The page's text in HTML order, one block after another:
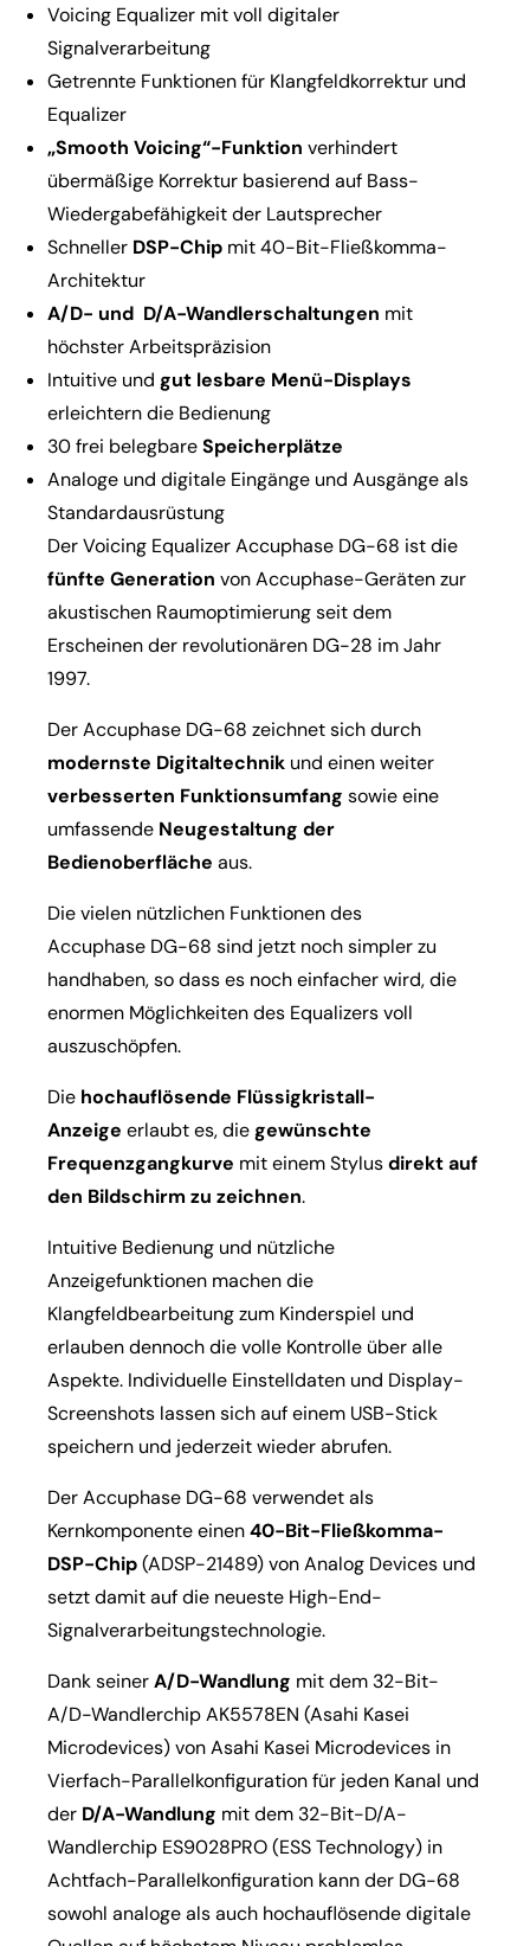
Voicing Equalizer mit voll digitaler
Signalverarbeitung
Getrennte Funktionen für Klangfeldkorrektur und
Equalizer
„Smooth Voicing“-Funktion verhindert
übermäßige Korrektur basierend auf Bass-
Wiedergabefähigkeit der Lautsprecher
Schneller DSP-Chip mit 40-Bit-Fließkomma-
Architektur
A/D- und D/A-Wandlerschaltungen mit
höchster Arbeitspräzision
Intuitive und gut lesbare Menü-Displays
erleichtern die Bedienung
30 frei belegbareSpeicherplätze
Analoge und digitale Eingänge und Ausgänge als
Standardausrüstung
Der Voicing Equalizer Accuphase DG-68 ist die
fünfte Generation von Accuphase-Geräten zur
akustischen Raumoptimierung seit dem
Erscheinen der revolutionären DG-28 im Jahr
1997.
Der Accuphase DG-68 zeichnet sich durch
modernste Digitaltechnik und einen weiter
verbesserten Funktionsumfang sowie eine
umfassende Neugestaltung der
Bedienoberfläche aus.
Die vielen nützlichen Funktionen des
Accuphase DG-68 sind jetzt noch simpler zu
handhaben, so dass es noch einfacher wird, die
enormen Möglichkeiten des Equalizers voll
auszuschöpfen.
Die hochauflösende Flüssigkristall-
Anzeige erlaubt es, diegewünschte
Frequenzgangkurve mit einem Stylusdirekt auf
den Bildschirm zu zeichnen.
Intuitive Bedienung und nützliche
Anzeigefunktionen machen die
Klangfeldbearbeitung zum Kinderspiel und
erlauben dennoch die volle Kontrolle über alle
Aspekte. Individuelle Einstelldaten und Display-
Screenshots lassen sich auf einem USB-Stick
speichern und jederzeit wieder abrufen.
Der Accuphase DG-68 verwendet als
Kernkomponente einen40-Bit-Fließkomma-
DSP-Chip(ADSP-21489) von Analog Devices und
setzt damit auf die neueste High-End-
Signalverarbeitungstechnologie.
Dank seinerA/D-Wandlung mit dem 32-Bit-
A/D-Wandlerchip AK5578EN (Asahi Kasei
Microdevices) von Asahi Kasei Microdevices in
Vierfach-Parallelkonfiguration für jeden Kanal und
der D/A-Wandlung mit dem 32-Bit-D/A-
Wandlerchip ES9028PRO (ESS Technology) in
Achtfach-Parallelkonfiguration kann der DG-68
sowohl analoge als auch hochauflösende digitale